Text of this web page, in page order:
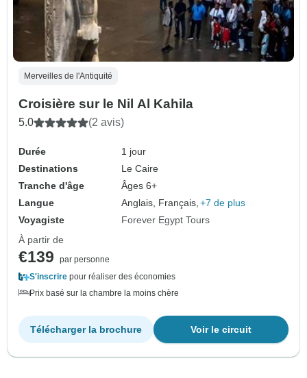
Merveilles de l'Antiquité
Croisière sur le Nil Al Kahila
5.0 (2 avis)
Durée
1 jour
Destinations
Le Caire
Tranche d'âge
Âges 6+
Langue
Anglais, Français, +7 de plus
Voyagiste
Forever Egypt Tours
À partir de
€139
par personne
S'inscrire pour réaliser des économies
Prix basé sur la chambre la moins chère
Voir le circuit
Télécharger la brochure